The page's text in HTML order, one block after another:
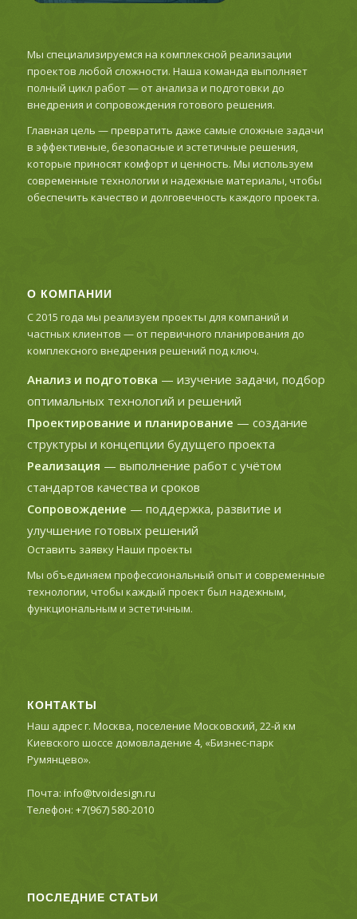
Мы специализируемся на комплексной реализации
проектов любой сложности. Наша команда выполняет
полный цикл работ — от анализа и подготовки до
внедрения и сопровождения готового решения.
Главная цель — превратить даже самые сложные задачи
в эффективные, безопасные и эстетичные решения,
которые приносят комфорт и ценность. Мы используем
современные технологии и надежные материалы, чтобы
обеспечить качество и долговечность каждого проекта.
О КОМПАНИИ
С 2015 года мы реализуем проекты для компаний и
частных клиентов — от первичного планирования до
комплексного внедрения решений под ключ.
Анализ и подготовка — изучение задачи, подбор
оптимальных технологий и решений
Проектирование и планирование — создание
структуры и концепции будущего проекта
Реализация — выполнение работ с учётом
стандартов качества и сроков
Сопровождение — поддержка, развитие и
улучшение готовых решений
Оставить заявкуНаши проекты
Мы объединяем профессиональный опыт и современные
технологии, чтобы каждый проект был надежным,
функциональным и эстетичным.
КОНТАКТЫ
Наш адрес г. Москва, поселение Московский, 22-й км
Киевского шоссе домовладение 4, «Бизнес-парк
Румянцево».
Почта: info@tvoidesign.ru
Телефон: +7(967) 580-2010
ПОСЛЕДНИЕ СТАТЬИ